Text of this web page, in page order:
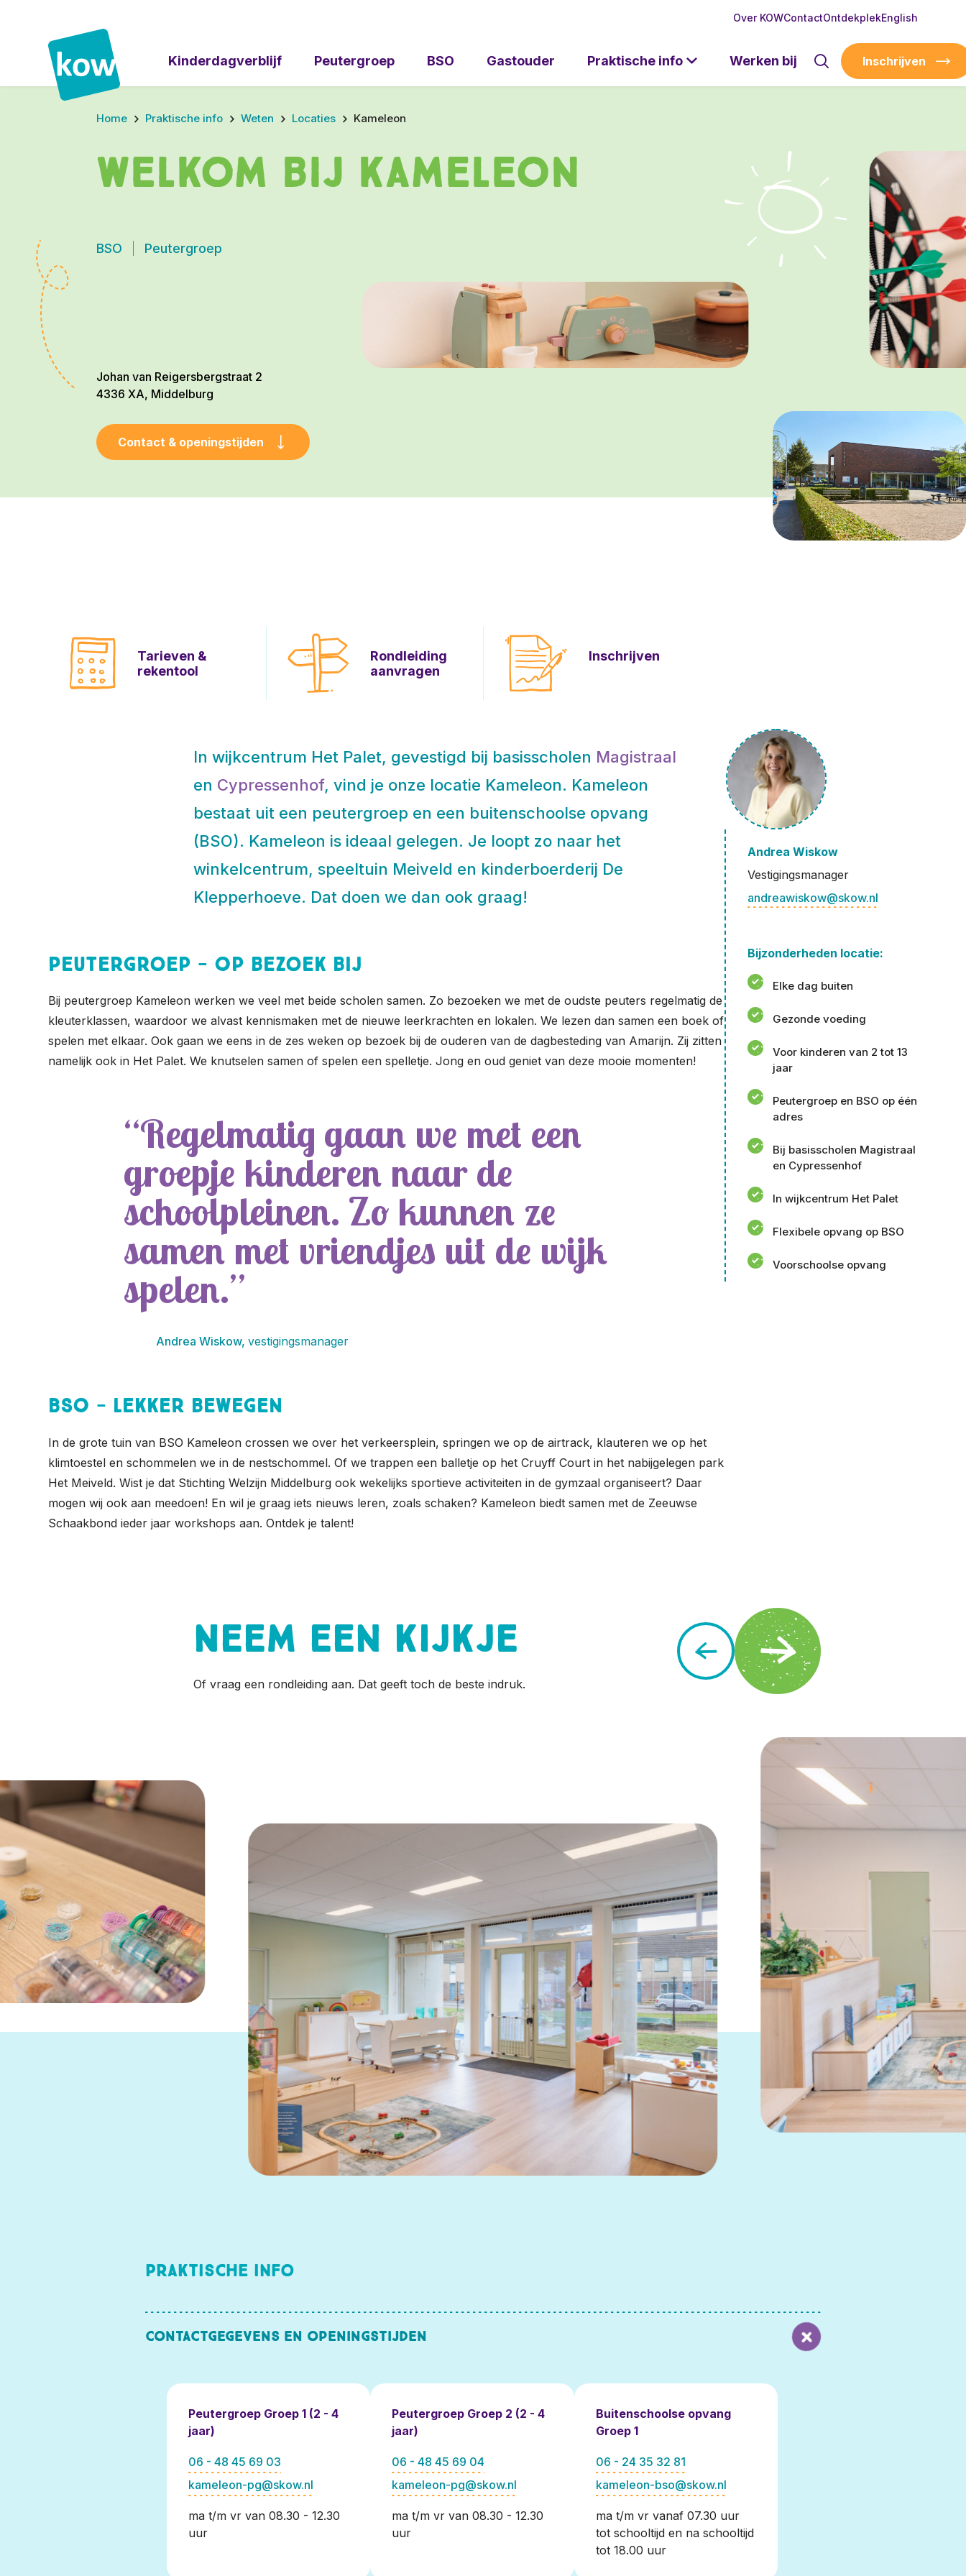
Over KOWContactOntdekplekEnglish
Kinderdagverblijf Peutergroep BSO Gastouder Praktische info Werken bij Inschrijven
Home Praktische info Weten Locaties Kameleon
Welkom bij Kameleon
BSO Peutergroep
Johan van Reigersbergstraat 2
4336 XA, Middelburg
Contact & openingstijden
Tarieven &
rekentool
Rondleiding
aanvragen
Inschrijven
In wijkcentrum Het Palet, gevestigd bij basisscholen Magistraal
en Cypressenhof, vind je onze locatie Kameleon. Kameleon
bestaat uit een peutergroep en een buitenschoolse opvang
(BSO). Kameleon is ideaal gelegen. Je loopt zo naar het
winkelcentrum, speeltuin Meiveld en kinderboerderij De
Klepperhoeve. Dat doen we dan ook graag!
Peutergroep - Op bezoek bij
Bij peutergroep Kameleon werken we veel met beide scholen samen. Zo bezoeken we met de oudste peuters regelmatig de
kleuterklassen, waardoor we alvast kennismaken met de nieuwe leerkrachten en lokalen. We lezen dan samen een boek of
spelen met elkaar. Ook gaan we eens in de zes weken op bezoek bij de ouderen van de dagbesteding van Amarijn. Zij zitten
namelijk ook in Het Palet. We knutselen samen of spelen een spelletje. Jong en oud geniet van deze mooie momenten!
Regelmatig gaan we met een
groepje kinderen naar de
schoolpleinen. Zo kunnen ze
samen met vriendjes uit de wijk
spelen.
Andrea Wiskow,vestigingsmanager
BSO - Lekker bewegen
In de grote tuin van BSO Kameleon crossen we over het verkeersplein, springen we op de airtrack, klauteren we op het
klimtoestel en schommelen we in de nestschommel. Of we trappen een balletje op het Cruyff Court in het nabijgelegen park
Het Meiveld. Wist je dat Stichting Welzijn Middelburg ook wekelijks sportieve activiteiten in de gymzaal organiseert? Daar
mogen wij ook aan meedoen! En wil je graag iets nieuws leren, zoals schaken? Kameleon biedt samen met de Zeeuwse
Schaakbond ieder jaar workshops aan. Ontdek je talent!
Andrea Wiskow
Vestigingsmanager
andreawiskow@skow.nl
Bijzonderheden locatie:
Elke dag buiten
Gezonde voeding
Voor kinderen van 2 tot 13
jaar
Peutergroep en BSO op één
adres
Bij basisscholen Magistraal
en Cypressenhof
In wijkcentrum Het Palet
Flexibele opvang op BSO
Voorschoolse opvang
Neem een kijkje
Of vraag een rondleiding aan. Dat geeft toch de beste indruk.
Praktische info
Contactgegevens en openingstijden
Peutergroep Groep 1 (2 - 4
jaar)
06 - 48 45 69 03
kameleon-pg@skow.nl
ma t/m vr van 08.30 - 12.30
uur
Peutergroep Groep 2 (2 - 4
jaar)
06 - 48 45 69 04
kameleon-pg@skow.nl
ma t/m vr van 08.30 - 12.30
uur
Buitenschoolse opvang
Groep 1
06 - 24 35 32 81
kameleon-bso@skow.nl
ma t/m vr vanaf 07.30 uur
tot schooltijd en na schooltijd
tot 18.00 uur